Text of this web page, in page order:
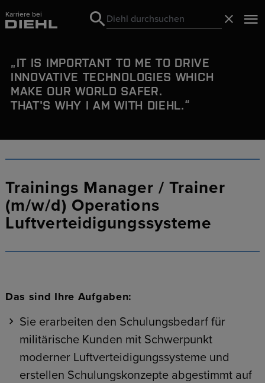
Karriere bei
Search
Search
IT IS IMPORTANT TO ME TO DRIVE
INNOVATIVE TECHNOLOGIES WHICH
MAKE OUR WORLD SAFER.
THAT'S WHY I AM WITH DIEHL.
Trainings Manager / Trainer
(m/w/d) Operations
Luftverteidigungssysteme
Das sind Ihre Aufgaben:
Sie erarbeiten den Schulungsbedarf für
militärische Kunden mit Schwerpunkt
moderner Luftverteidigungssysteme und
erstellen Schulungskonzepte abgestimmt auf